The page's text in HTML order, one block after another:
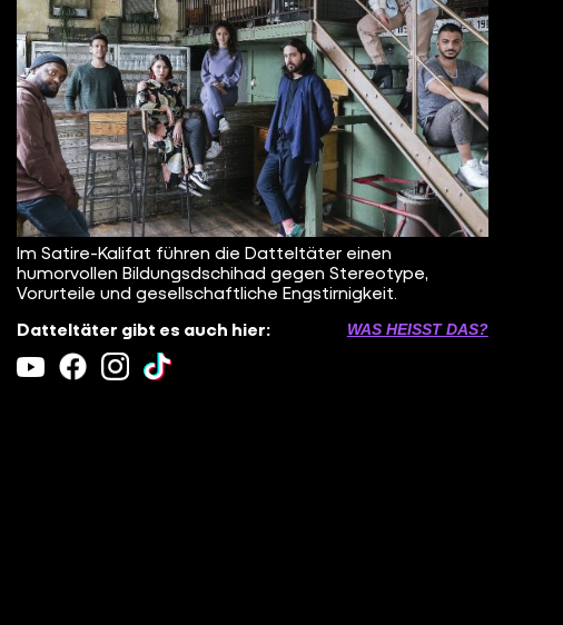
Im Satire-Kalifat führen die Datteltäter einen
humorvollen Bildungsdschihad gegen Stereotype,
Vorurteile und gesellschaftliche Engstirnigkeit.
Datteltäter gibt es auch hier:
WAS HEISST DAS?